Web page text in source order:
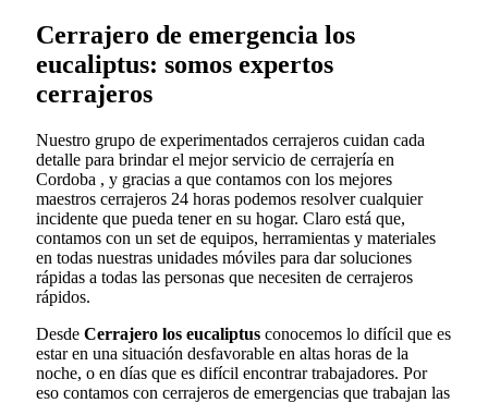
Cerrajero de emergencia los
eucaliptus: somos expertos
cerrajeros
Nuestro grupo de experimentados cerrajeros cuidan cada
detalle para brindar el mejor servicio de cerrajería en
Cordoba , y gracias a que contamos con los mejores
maestros cerrajeros 24 horas podemos resolver cualquier
incidente que pueda tener en su hogar. Claro está que,
contamos con un set de equipos, herramientas y materiales
en todas nuestras unidades móviles para dar soluciones
rápidas a todas las personas que necesiten de cerrajeros
rápidos.
Desde Cerrajero los eucaliptus conocemos lo difícil que es
estar en una situación desfavorable en altas horas de la
noche, o en días que es difícil encontrar trabajadores. Por
eso contamos con cerrajeros de emergencias que trabajan las